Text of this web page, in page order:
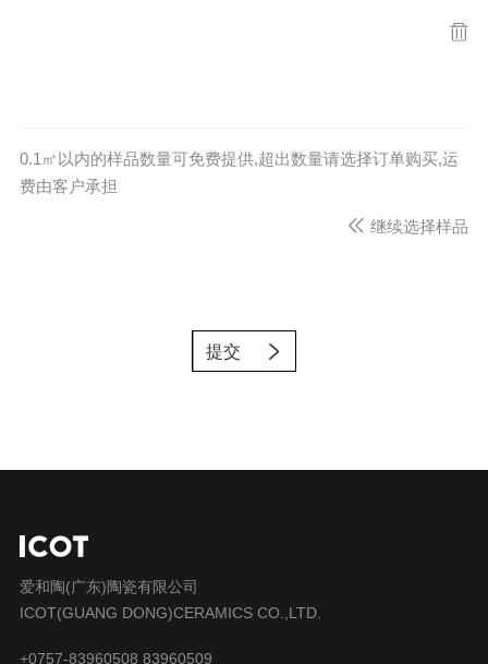
0.1㎡以内的样品数量可免费提供,超出数量请选择订单购买,运
费由客户承担
继续选择样品
提交
爱和陶(广东)陶瓷有限公司
ICOT(GUANG DONG)CERAMICS CO.,LTD.
+0757-83960508 83960509